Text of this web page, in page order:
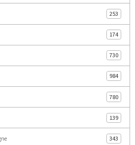
253
174
730
984
780
139
343